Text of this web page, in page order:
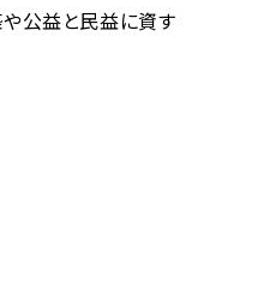
公益と民益に資す